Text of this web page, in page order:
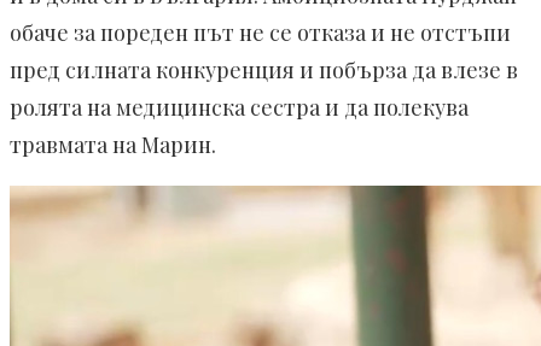
обаче за пореден път не се отказа и не отстъпи
пред силната конкуренция и побърза да влезе в
ролята на медицинска сестра и да полекува
травмата на Марин.